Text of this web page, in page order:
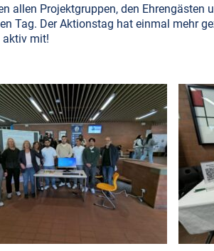
allen Projektgruppen, den Ehrengästen
Tag. Der Aktionstag hat einmal mehr
aktiv mit!